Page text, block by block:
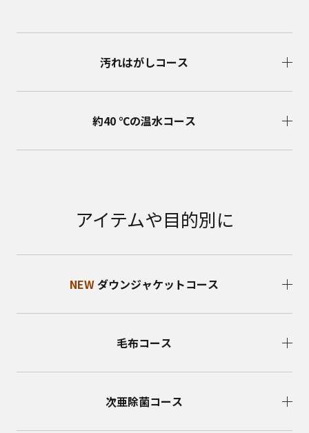
汚れはがしコース
約40 ℃の温水コース
アイテムや目的別に
NEWダウンジャケットコース
毛布コース
次亜除菌コース